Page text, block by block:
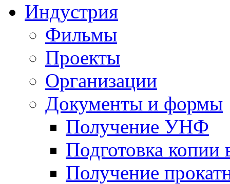
Индустрия
Фильмы
Проекты
Организации
Документы и формы
Получение УНФ
Подготовка копии
Получение